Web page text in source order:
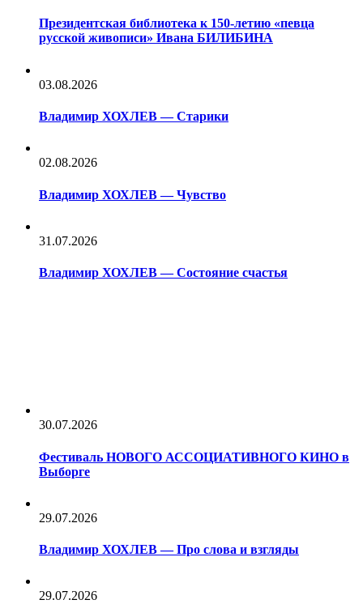
Президентская библиотека к 150-летию «певца
русской живописи» Ивана БИЛИБИНА
03.08.2026
Владимир ХОХЛЕВ — Старики
02.08.2026
Владимир ХОХЛЕВ — Чувство
31.07.2026
Владимир ХОХЛЕВ — Состояние счастья
30.07.2026
Фестиваль НОВОГО АССОЦИАТИВНОГО КИНО в
Выборге
29.07.2026
Владимир ХОХЛЕВ — Про слова и взгляды
29.07.2026